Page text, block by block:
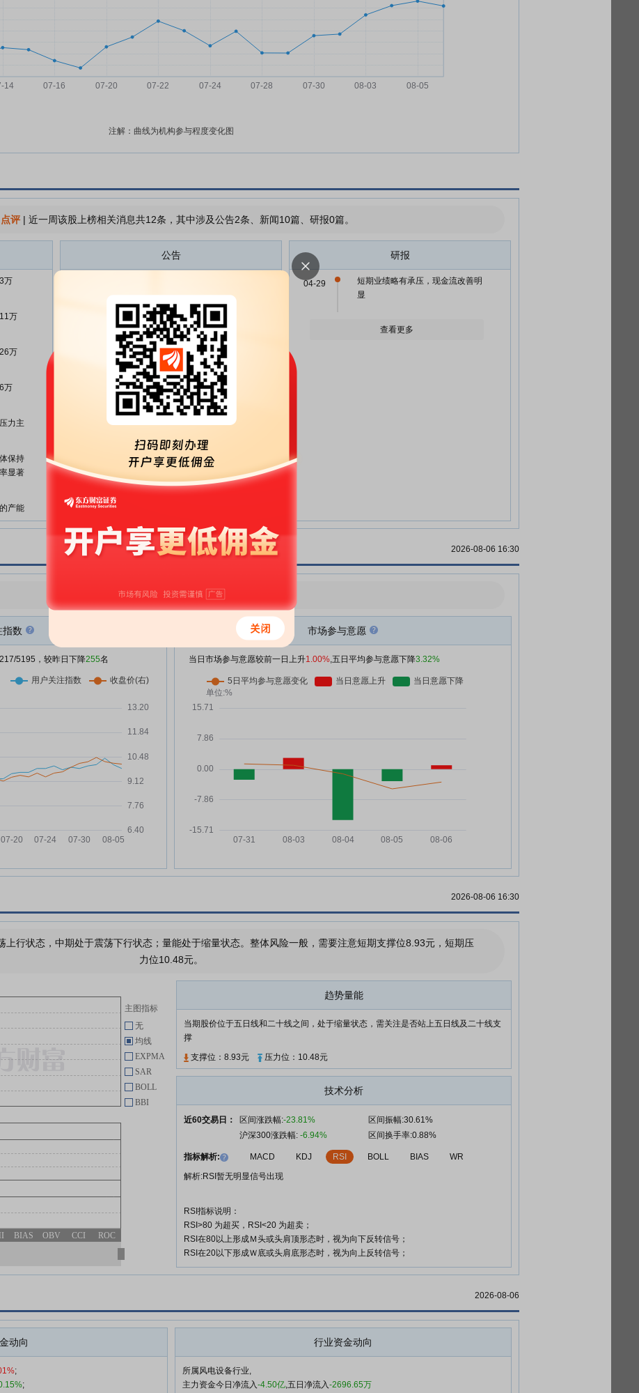
注解：曲线为机构参与程度变化图
点评| 近一周该股上榜相关消息共12条，其中涉及公告2条、新闻10篇、研报0篇。
万
万
万
万
力主
保持
显著
产能
万
届的
万
万
万
否开
万
公告
2026年7月投资者关系活动记录表
日月股份:日月重工股份有限公司
关于董事会延期换届的公告
日月股份:日月重工股份有限公司
2025年年度权益分派实施公告
日月股份:国浩律师(上海)事务所关
于日月重工股份有限公司差异化分
红事项之专项法律意见书
日月股份:日月重工股份有限公司
关于完成工商变更登记并换发营业
执照的公告
日月股份:日月重工股份有限公司
日月股份:国浩律师(上海)事务所关
于日月重工股份有限公司2025年
06-23
2025年年度股东会决议公告
日月股份:国浩律师(上海)事务所关
于日月重工股份有限公司部分A股
限制性股票回购注销实施事宜法律
日月股份:日月重工股份有限公司
股权激励限制性股票回购注销实施
公告
06-18
日月股份:日月重工股份有限公司
日月股份:日月重工股份有限公司
关于召开2025年度暨2026年第一
季度业绩说明会的公告
05-23
2025年年度报告(图文版)
关于2023年限制性股票激励计划
变更的公告
05-14
日月股份:日月重工股份有限公司
2026年4月投资者关系活动记录表
日月股份:日月重工股份有限公司
情况报告
日月股份:国浩律师(上海)事务所关
于日月重工股份有限公司2023年
第三个解除限售期解除限售条件成
就并回购注销部分限制性股票相关
事项之法律意见书
公司非经营性资金占用及其他关联
资金往来情况汇总表的专项审计报
日月股份:日月重工股份有限公司
2025年度审计报告及财务报表
研报
短期业绩略有承压，现金流改善明
显
04-29
查看更多
2026-08-06 16:30
今日用户关注度有所下降，参与意愿有所增强
市场参与意愿
当日市场参与意愿较前一日上升1.00%,五日平均参与意愿下降3.32%
指数
/5195，较昨日下降255名
2026-08-06 16:30
上行状态，中期处于震荡下行状态；量能处于缩量状态。整体风险一般，需要注意短期支撑位8.93元，短期压
力位10.48元。
趋势量能
当期股价位于五日线和二十线之间，处于缩量状态，需关注是否站上五日线及二十线支
撑
支撑位：8.93元
压力位：10.48元
技术分析
近60交易日： 区间涨跌幅:-23.81%
区间振幅:30.61%
沪深300涨跌幅: -6.94% 区间换手率:0.88%
指标解析: MACD KDJ RSI BOLL BIAS
WR
解析:RSI暂无明显信号出现
RSI指标说明：
RSI>80 为超买，RSI<20 为超卖；
RSI在80以上形成Ｍ头或头肩顶形态时，视为向下反转信号；
RSI在20以下形成Ｗ底或头肩底形态时，视为向上反转信号；
主图指标
无
均线
EXPMA
SAR
BOLL
BBI
BIAS OBV CCI ROC
2026-08-06
动向
;
;
行业资金动向
所属风电设备行业,
主力资金今日净流入-4.50亿,五日净流入-2696.65万